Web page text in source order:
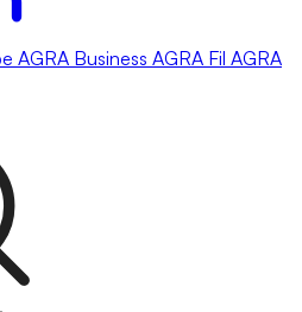
AGRA Business AGRA Fil AGRA